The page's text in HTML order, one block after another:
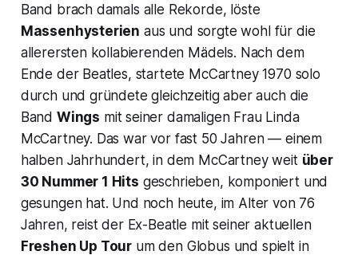
Band brach damals alle Rekorde, löste
Massenhysterien aus und sorgte wohl für die
allerersten kollabierenden Mädels. Nach dem
Ende der Beatles, startete McCartney 1970 solo
durch und gründete gleichzeitig aber auch die
Band Wings mit seiner damaligen Frau Linda
McCartney. Das war vor fast 50 Jahren — einem
halben Jahrhundert, in dem McCartney weit über
30 Nummer 1 Hits geschrieben, komponiert und
gesungen hat. Und noch heute, im Alter von 76
Jahren, reist der Ex-Beatle mit seiner aktuellen
Freshen Up Tour um den Globus und spielt in